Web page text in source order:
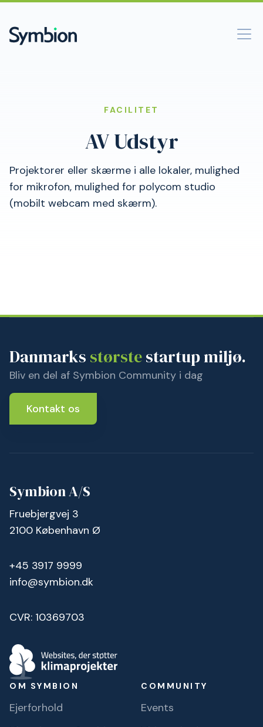
FACILITET
AV Udstyr
Projektorer eller skærme i alle lokaler, mulighed
for mikrofon, mulighed for polycom studio
(mobilt webcam med skærm).
Danmarks størstestartup miljø.
Bliv en del af Symbion Community i dag
Kontakt os
Symbion A/S
Fruebjergvej 3
2100 København Ø
+45 3917 9999
info@symbion.dk
CVR: 10369703
OM SYMBION
Ejerforhold
COMMUNITY
Events